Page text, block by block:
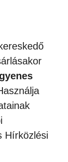
Hírközlési